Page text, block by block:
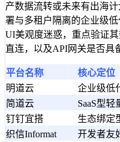
产数据流转或未来有出海
署与多租户隔离的企业级
UI美观度迷惑，重点验证
直连，以及API网关是否具
平台名称 核心定位
明道云
企业级低
简道云
SaaS型轻
钉钉宜搭
生态绑定
织信Informat
开发者友